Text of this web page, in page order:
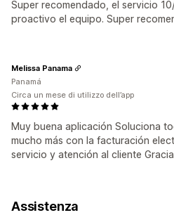
Super recomendado, el servicio
proactivo el equipo. Super
Muy buena aplicación Soluciona
mucho más con la facturación
servicio y atención al cliente
Melissa Panama
Panamá
Circa un mese di utilizzo dell’app
Assistenza